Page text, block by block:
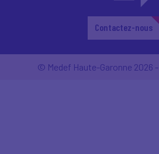
Contactez-nous
© Medef Haute-Garonne 2026 -